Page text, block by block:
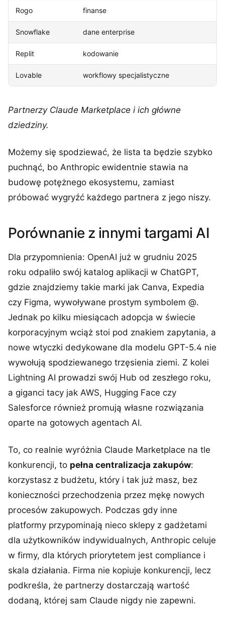
Rogo finanse
Snowflake dane enterprise
Replit kodowanie
Lovable workflowy specjalistyczne
Partnerzy Claude Marketplace i ich główne
dziedziny.
Możemy się spodziewać, że lista ta będzie szybko
puchnąć, bo Anthropic ewidentnie stawia na
budowę potężnego ekosystemu, zamiast
próbować wygryźć każdego partnera z jego niszy.
Porównanie z innymi targami AI
Dla przypomnienia: OpenAI już w grudniu 2025
roku odpaliło swój katalog aplikacji w ChatGPT,
gdzie znajdziemy takie marki jak Canva, Expedia
czy Figma, wywoływane prostym symbolem @.
Jednak po kilku miesiącach adopcja w świecie
korporacyjnym wciąż stoi pod znakiem zapytania, a
nowe wtyczki dedykowane dla modelu GPT-5.4 nie
wywołują spodziewanego trzęsienia ziemi. Z kolei
Lightning AI prowadzi swój Hub od zeszłego roku,
a giganci tacy jak AWS, Hugging Face czy
Salesforce również promują własne rozwiązania
oparte na gotowych agentach AI.
To, co realnie wyróżnia Claude Marketplace na tle
konkurencji, to pełna centralizacja zakupów:
korzystasz z budżetu, który i tak już masz, bez
konieczności przechodzenia przez mękę nowych
procesów zakupowych. Podczas gdy inne
platformy przypominają nieco sklepy z gadżetami
dla użytkowników indywidualnych, Anthropic celuje
w firmy, dla których priorytetem jest compliance i
skala działania. Firma nie kopiuje konkurencji, lecz
podkreśla, że partnerzy dostarczają wartość
dodaną, której sam Claude nigdy nie zapewni.